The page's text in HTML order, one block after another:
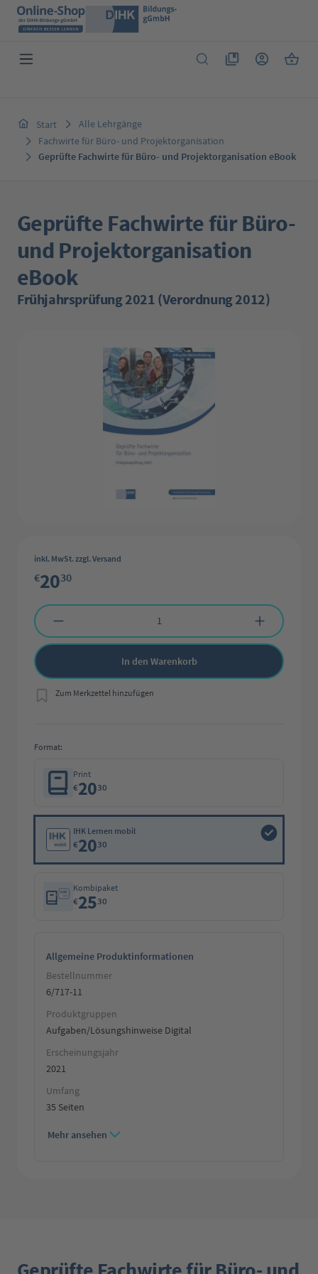
Zum Hauptinhalt springen
Du hast 0 Produkte
Start
Alle Lehrgänge
Fachwirte für Büro- und Projektorganisation
Geprüfte Fachwirte für Büro- und Projektorganisation eBook
Geprüfte Fachwirte für Büro-
und Projektorganisation
eBook
Frühjahrsprüfung 2021 (Verordnung 2012)
inkl. MwSt. zzgl. Versand
€2030
Produkt Anzahl: Gib den gewünschten Wert ein oder benutze die
In den Warenkorb
Zum Merkzettel hinzufügen
Format:
Print
€2030
IHK Lernen mobil
€2030
Kombipaket
€2530
Allgemeine Produktinformationen
Bestellnummer
6/717-11
Produktgruppen
Aufgaben/Lösungshinweise Digital
Erscheinungsjahr
2021
Umfang
35 Seiten
Mehr ansehen